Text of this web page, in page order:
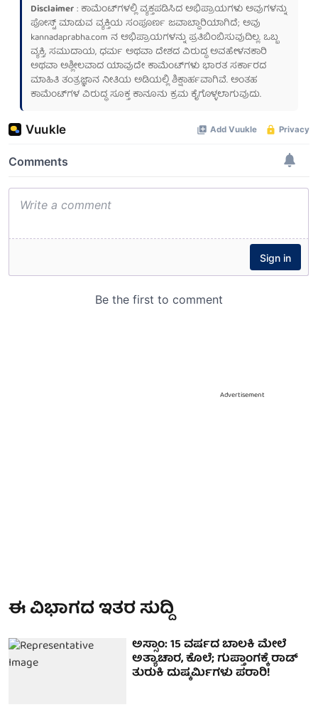
Disclaimer: ಕಾಮೆಂಟ್‌ಗಳಲ್ಲಿ ವ್ಯಕ್ತಪಡಿಸಿದ ಅಭಿಪ್ರಾಯಗಳು ಅವುಗಳನ್ನು
ಪೋಸ್ಟ್ ಮಾಡುವ ವ್ಯಕ್ತಿಯ ಸಂಪೂರ್ಣ ಜವಾಬ್ದಾರಿಯಾಗಿದೆ; ಅವು
kannadaprabha.com ನ ಅಭಿಪ್ರಾಯಗಳನ್ನು ಪ್ರತಿಬಿಂಬಿಸುವುದಿಲ್ಲ. ಒಬ್ಬ
ವ್ಯಕ್ತಿ, ಸಮುದಾಯ, ಧರ್ಮ ಅಥವಾ ದೇಶದ ವಿರುದ್ಧ ಅವಹೇಳನಕಾರಿ
ಅಥವಾ ಅಶ್ಲೀಲವಾದ ಯಾವುದೇ ಕಾಮೆಂಟ್‌ಗಳು ಭಾರತ ಸರ್ಕಾರದ
ಮಾಹಿತಿ ತಂತ್ರಜ್ಞಾನ ನೀತಿಯ ಅಡಿಯಲ್ಲಿ ಶಿಕ್ಷಾರ್ಹವಾಗಿವೆ. ಅಂತಹ
ಕಾಮೆಂಟ್‌ಗಳ ವಿರುದ್ಧ ಸೂಕ್ತ ಕಾನೂನು ಕ್ರಮ ಕೈಗೊಳ್ಳಲಾಗುವುದು.
Advertisement
ಈ ವಿಭಾಗದ ಇತರ ಸುದ್ದಿ
ಅಸ್ಸಾಂ: 15 ವರ್ಷದ ಬಾಲಕಿ ಮೇಲೆ
ಅತ್ಯಾಚಾರ, ಕೊಲೆ; ಗುಪ್ತಾಂಗಕ್ಕೆ ರಾಡ್
ತುರುಕಿ ದುಷ್ಕರ್ಮಿಗಳು ಪರಾರಿ!